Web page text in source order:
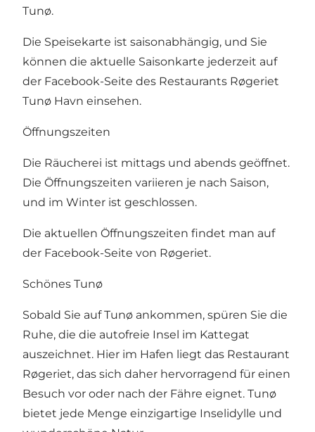
Tunø.
Die Speisekarte ist saisonabhängig, und Sie
können die aktuelle Saisonkarte jederzeit auf
der Facebook-Seite des Restaurants Røgeriet
Tunø Havn einsehen.
Öffnungszeiten
Die Räucherei ist mittags und abends geöffnet.
Die Öffnungszeiten variieren je nach Saison,
und im Winter ist geschlossen.
Die aktuellen Öffnungszeiten findet man auf
der Facebook-Seite von Røgeriet.
Schönes Tunø
Sobald Sie auf Tunø ankommen, spüren Sie die
Ruhe, die die autofreie Insel im Kattegat
auszeichnet. Hier im Hafen liegt das Restaurant
Røgeriet, das sich daher hervorragend für einen
Besuch vor oder nach der Fähre eignet. Tunø
bietet jede Menge einzigartige Inselidylle und